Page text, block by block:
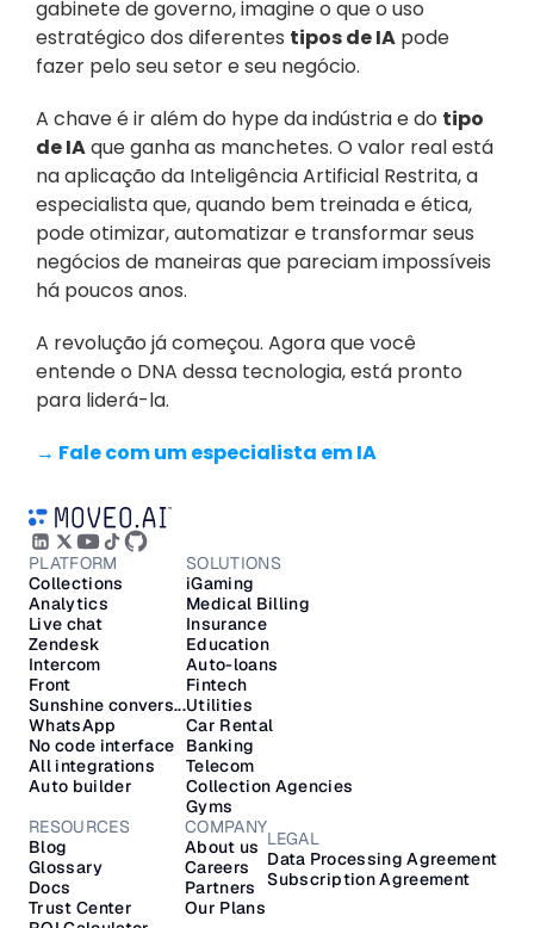
gabinete de governo, imagine o que o uso
estratégico dos diferentes tipos de IA pode
fazer pelo seu setor e seu negócio.
A chave é ir além do hype da indústria e do tipo
de IA que ganha as manchetes. O valor real está
na aplicação da Inteligência Artificial Restrita, a
especialista que, quando bem treinada e ética,
pode otimizar, automatizar e transformar seus
negócios de maneiras que pareciam impossíveis
há poucos anos.
A revolução já começou. Agora que você
entende o DNA dessa tecnologia, está pronto
para liderá-la.
→ Fale com um especialista em IA
PLATFORM
No code interface
Auto builder
Collections
Analytics
Live chat
Zendesk
Intercom
Front
WhatsApp
Sunshine convers...
All integrations
LEGAL
Data Processing Agreement
Subscription Agreement
RESOURCES
Blog
Glossary
Docs
Trust Center
COMPANY
About us
Careers
Partners
Our Plans
SOLUTIONS
Medical Billing
Insurance
iGaming
Education
Auto-loans
Fintech
Utilities
Car Rental
Banking
Telecom
Collection Agencies
Gyms